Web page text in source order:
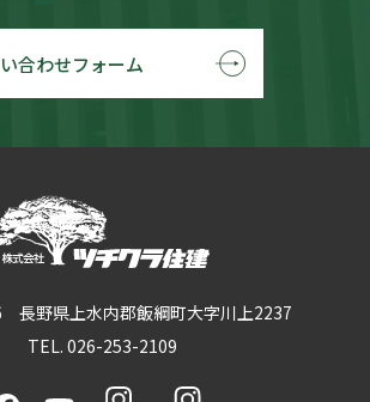
合わせフォーム
長野県上水内郡飯綱町大字川上2237
TEL. 026-253-2109